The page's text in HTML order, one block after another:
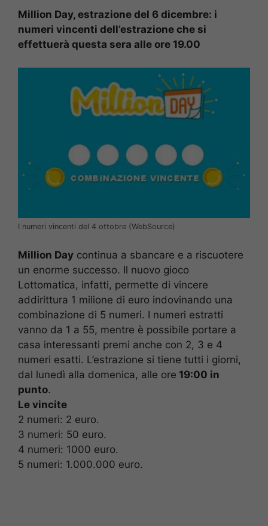
Million Day, estrazione del 6 dicembre: i
numeri vincenti dell’estrazione che si
effettuerà questa sera alle ore 19.00
I numeri vincenti del 4 ottobre (WebSource)
Million Day continua a sbancare e a riscuotere
un enorme successo. Il nuovo gioco
Lottomatica, infatti, permette di vincere
addirittura 1 milione di euro indovinando una
combinazione di 5 numeri. I numeri estratti
vanno da 1 a 55, mentre è possibile portare a
casa interessanti premi anche con 2, 3 e 4
numeri esatti. L’estrazione si tiene tutti i giorni,
dal lunedì alla domenica, alle ore 19:00 in
punto.
Le vincite
2 numeri: 2 euro.
3 numeri: 50 euro.
4 numeri: 1000 euro.
5 numeri: 1.000.000 euro.